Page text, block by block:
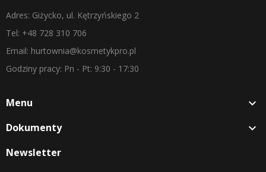
Adres: Giżycko, ul. Kętrzyńskiego 2
Tel: +48 728 310 706
Email: hurtownia@kosmetykpro.pl
Godziny pracy: Pn - Pt: 9:30 - 17:30
Menu 
Dokumenty 
Newsletter